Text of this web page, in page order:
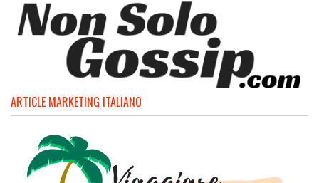
ARTICLE MARKETING ITALIANO